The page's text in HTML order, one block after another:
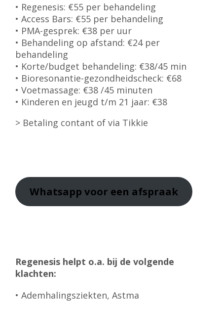
• Regenesis: €55 per behandeling
• Access Bars: €55 per behandeling
• PMA-gesprek: €38 per uur
• Behandeling op afstand: €24 per
behandeling
• Korte/budget behandeling: €38/45 min
• Bioresonantie-gezondheidscheck: €68
• Voetmassage: €38 /45 minuten
• Kinderen en jeugd t/m 21 jaar: €38
> Betaling contant of via Tikkie
Whatsapp voor een afspraak
Regenesis helpt o.a. bij de volgende
klachten:
• Ademhalingsziekten, Astma